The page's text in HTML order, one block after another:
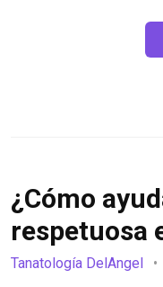
¿Cómo
respetuosa
Tanatología DelAngel